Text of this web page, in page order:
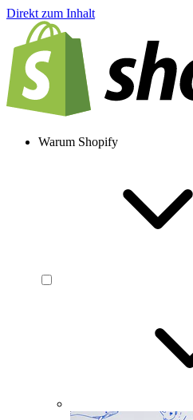
Direkt zum Inhalt
Warum Shopify